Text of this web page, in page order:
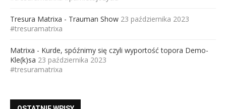
Tresura Matrixa - Trauman Show 23 października 2023
#tresuramatrixa
Matrixa - Kurde, spóźnimy się czyli wyportość topora Demo-
Kle(k)sa 23 października 2023
#tresuramatrixa